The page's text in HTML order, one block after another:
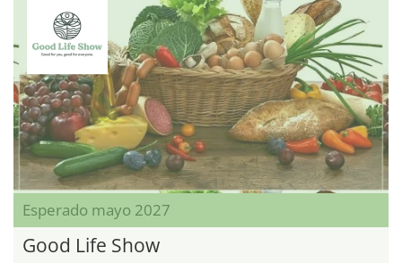
Esperado mayo 2027
Good Life Show